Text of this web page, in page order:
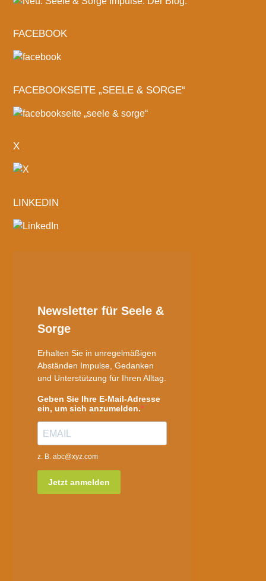
FACEBOOK
FACEBOOKSEITE „SEELE & SORGE“
X
LINKEDIN